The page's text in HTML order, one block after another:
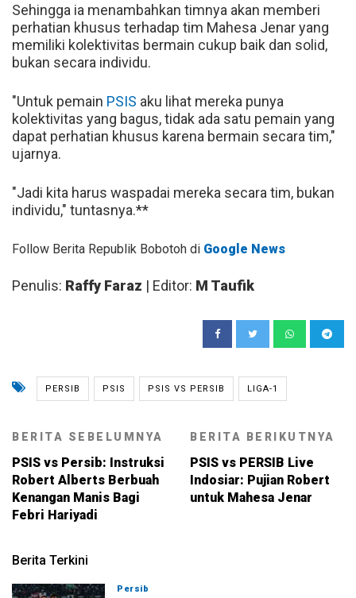
Sehingga ia menambahkan timnya akan memberi
perhatian khusus terhadap tim Mahesa Jenar yang
memiliki kolektivitas bermain cukup baik dan solid,
bukan secara individu.
"Untuk pemain PSIS aku lihat mereka punya
kolektivitas yang bagus, tidak ada satu pemain yang
dapat perhatian khusus karena bermain secara tim,"
ujarnya.
"Jadi kita harus waspadai mereka secara tim, bukan
individu," tuntasnya.**
Follow Berita Republik Bobotoh di Google News
Penulis: Raffy Faraz | Editor: M Taufik
PERSIB PSIS PSIS VS PERSIB LIGA-1
BERITA SEBELUMNYA
PSIS vs Persib: Instruksi
Robert Alberts Berbuah
Kenangan Manis Bagi
Febri Hariyadi
BERITA BERIKUTNYA
PSIS vs PERSIB Live
Indosiar: Pujian Robert
untuk Mahesa Jenar
Berita Terkini
Persib